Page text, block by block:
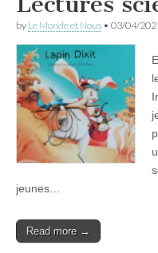
by Le Monde et Nous • 03/04/
jeunes…
Read more →